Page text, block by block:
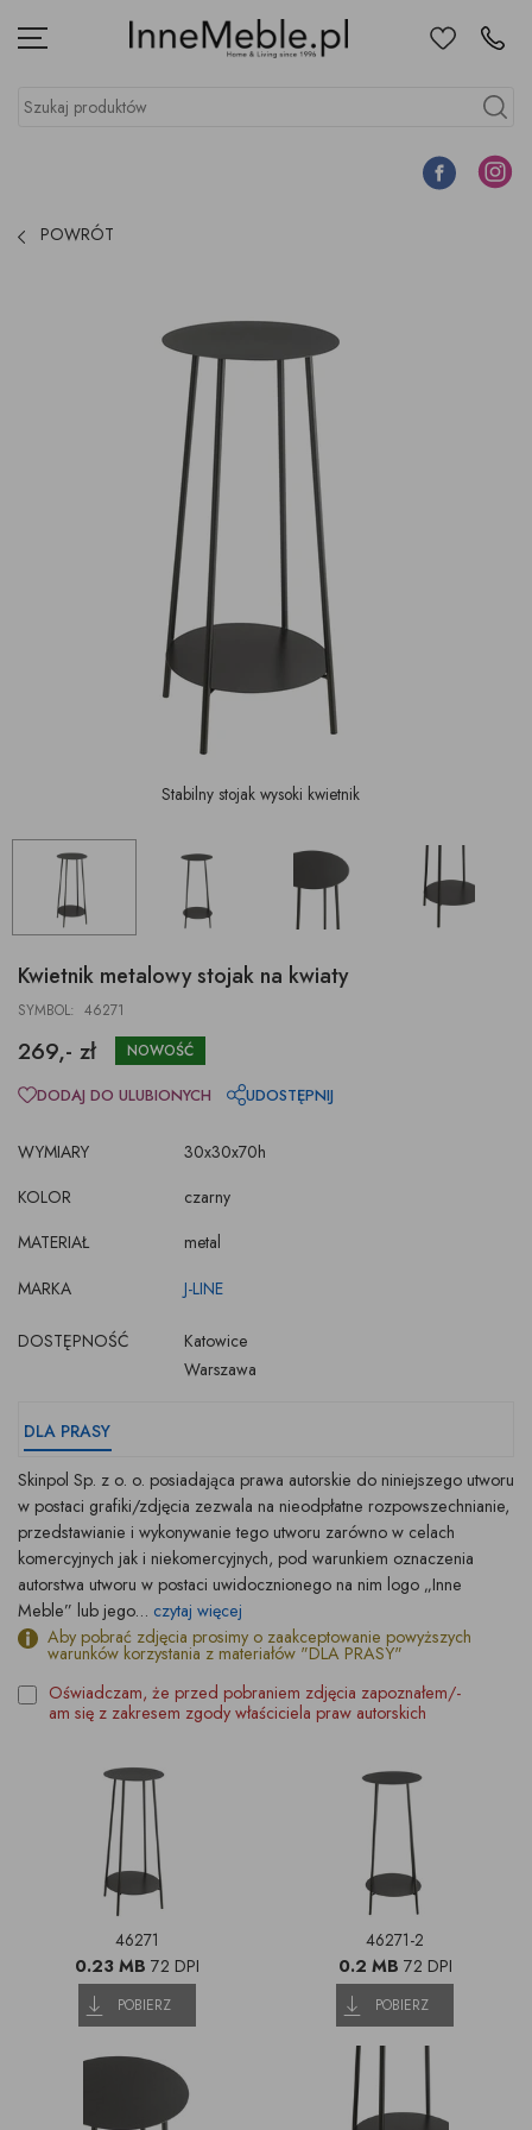
Menu UlubioneKontakt
Szukaj produktów
Szukaj
Facebook
POWRÓT
Stabilny stojak wysoki kwietnik
Kwietnik metalowy stojak na kwiaty
SYMBOL: 46271
269,- zł NOWOŚĆ
WYMIARY
30x30x70h
KOLOR
czarny
MATERIAŁ
metal
MARKA
J-LINE
DOSTĘPNOŚĆ
Katowice
Warszawa
DODAJ DO ULUBIONYCH UDOSTĘPNIJ
DLA PRASY
Skinpol Sp. z o. o. posiadająca prawa autorskie do niniejszego utworu
w postaci grafiki/zdjęcia zezwala na nieodpłatne rozpowszechnianie,
przedstawianie i wykonywanie tego utworu zarówno w celach
komercyjnych jak i niekomercyjnych, pod warunkiem oznaczenia
autorstwa utworu w postaci uwidocznionego na nim logo „Inne
Meble” lub jego... czytaj więcej
Aby pobrać zdjęcia prosimy o zaakceptowanie powyższych
warunków korzystania z materiałów "DLA PRASY"
Oświadczam, że przed pobraniem zdjęcia zapoznałem/-
am się z zakresem zgody właściciela praw autorskich
46271
0.23 MB 72 DPI
POBIERZ
46271-2
0.2 MB 72 DPI
POBIERZ